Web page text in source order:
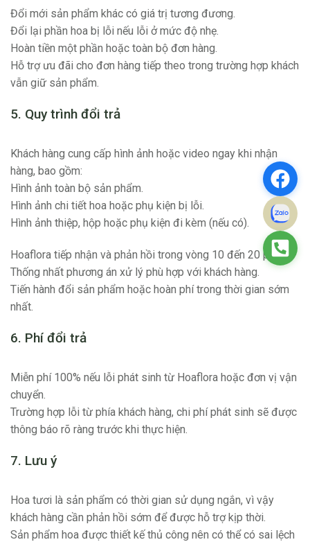
Đổi mới sản phẩm khác có giá trị tương đương.
Đổi lại phần hoa bị lỗi nếu lỗi ở mức độ nhẹ.
Hoàn tiền một phần hoặc toàn bộ đơn hàng.
Hỗ trợ ưu đãi cho đơn hàng tiếp theo trong trường hợp khách
vẫn giữ sản phẩm.
5. Quy trình đổi trả
Khách hàng cung cấp hình ảnh hoặc video ngay khi nhận
hàng, bao gồm:
Hình ảnh toàn bộ sản phẩm.
Hình ảnh chi tiết hoa hoặc phụ kiện bị lỗi.
Hình ảnh thiệp, hộp hoặc phụ kiện đi kèm (nếu có).
Hoaflora tiếp nhận và phản hồi trong vòng 10 đến 20 phút.
Thống nhất phương án xử lý phù hợp với khách hàng.
Tiến hành đổi sản phẩm hoặc hoàn phí trong thời gian sớm
nhất.
6. Phí đổi trả
Miễn phí 100% nếu lỗi phát sinh từ Hoaflora hoặc đơn vị vận
chuyển.
Trường hợp lỗi từ phía khách hàng, chi phí phát sinh sẽ được
thông báo rõ ràng trước khi thực hiện.
7. Lưu ý
Hoa tươi là sản phẩm có thời gian sử dụng ngắn, vì vậy
khách hàng cần phản hồi sớm để được hỗ trợ kịp thời.
Sản phẩm hoa được thiết kế thủ công nên có thể có sai lệch